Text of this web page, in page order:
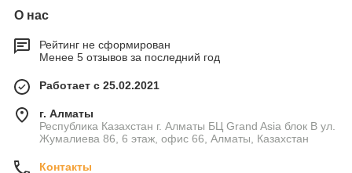
О нас
Рейтинг не сформирован
Менее 5 отзывов за последний год
Работает с 25.02.2021
г. Алматы
Республика Казахстан г. Алматы БЦ Grand Asia блок B ул.
Жумалиева 86, 6 этаж, офис 66, Алматы, Казахстан
Контакты